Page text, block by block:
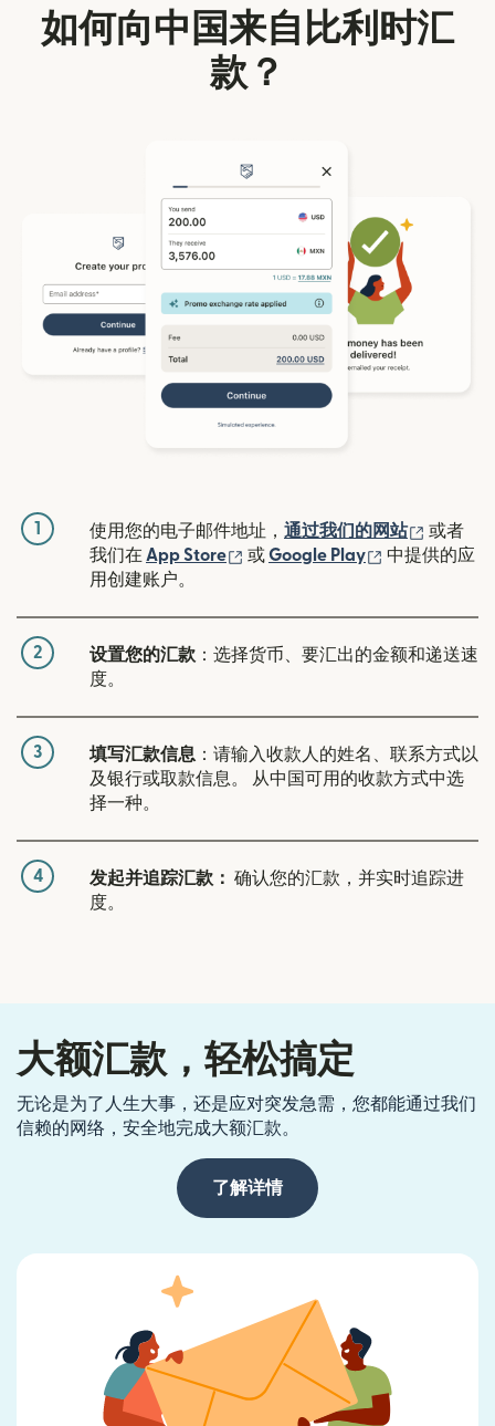
如何向中国来自比利时汇
款？
1 使用您的电子邮件地址， 通过我们的网站 （在新
或者
我们在 App Store （在新窗口中打开）
或Google Play （在新窗口中
中提供的应
用创建账户。
2 设置您的汇款 ：选择货币、要汇出的金额和递送速
度。
3 填写汇款信息 ：请输入收款人的姓名、联系方式以
及银行或取款信息。 从中国可用的收款方式中选
择一种。
4 发起并追踪汇款： 确认您的汇款，并实时追踪进
度。
大额汇款，轻松搞定
无论是为了人生大事，还是应对突发急需，您都能通过我们
信赖的网络，安全地完成大额汇款。
了解详情